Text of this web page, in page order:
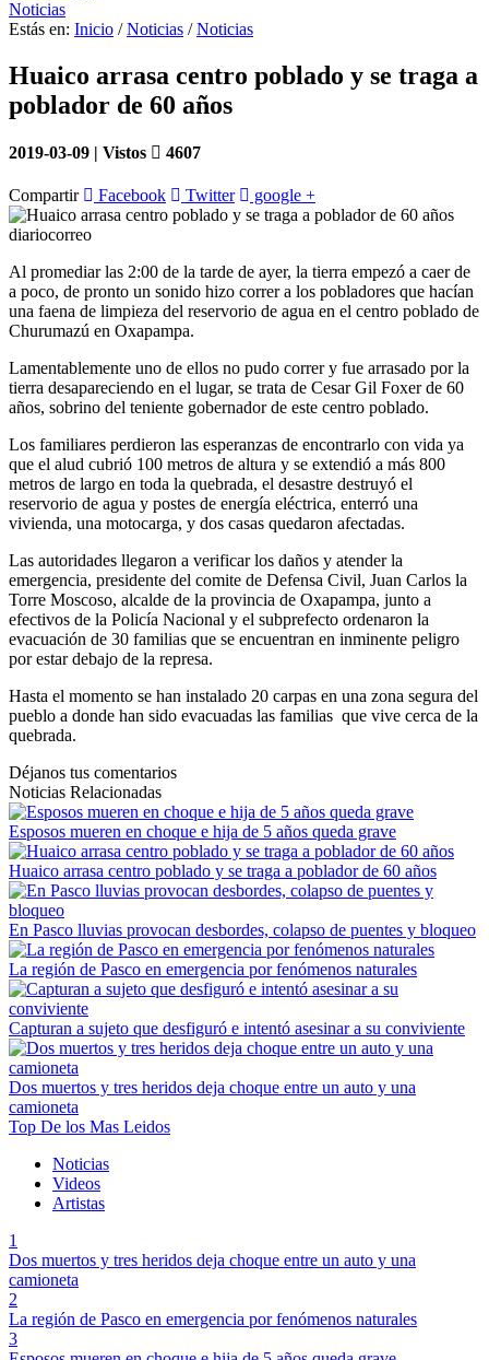
Noticias
Estás en: Inicio /Noticias /Noticias
Huaico arrasa centro poblado y se traga a
poblador de 60 años
2019-03-09 | Vistos 4607
Compartir Facebook Twitter google +
diariocorreo
Al promediar las 2:00 de la tarde de ayer, la tierra empezó a caer de
a poco, de pronto un sonido hizo correr a los pobladores que hacían
una faena de limpieza del reservorio de agua en el centro poblado de
Churumazú en Oxapampa.
Lamentablemente uno de ellos no pudo correr y fue arrasado por la
tierra desapareciendo en el lugar, se trata de Cesar Gil Foxer de 60
años, sobrino del teniente gobernador de este centro poblado.
Los familiares perdieron las esperanzas de encontrarlo con vida ya
que el alud cubrió 100 metros de altura y se extendió a más 800
metros de largo en toda la quebrada, el desastre destruyó el
reservorio de agua y postes de energía eléctrica, enterró una
vivienda, una motocarga, y dos casas quedaron afectadas.
Las autoridades llegaron a verificar los daños y atender la
emergencia, presidente del comite de Defensa Civil, Juan Carlos la
Torre Moscoso, alcalde de la provincia de Oxapampa, junto a
efectivos de la Policía Nacional y el subprefecto ordenaron la
evacuación de 30 familias que se encuentran en inminente peligro
por estar debajo de la represa.
Hasta el momento se han instalado 20 carpas en una zona segura del
pueblo a donde han sido evacuadas las familias que vive cerca de la
quebrada.
Déjanos tus comentarios
Noticias Relacionadas
Esposos mueren en choque e hija de 5 años queda grave
Huaico arrasa centro poblado y se traga a poblador de 60 años
En Pasco lluvias provocan desbordes, colapso de puentes y bloqueo
La región de Pasco en emergencia por fenómenos naturales
Capturan a sujeto que desfiguró e intentó asesinar a su conviviente
Dos muertos y tres heridos deja choque entre un auto y una
camioneta
Top De los Mas Leidos
Noticias
Videos
Artistas
1
Dos muertos y tres heridos deja choque entre un auto y una
camioneta
2
La región de Pasco en emergencia por fenómenos naturales
3